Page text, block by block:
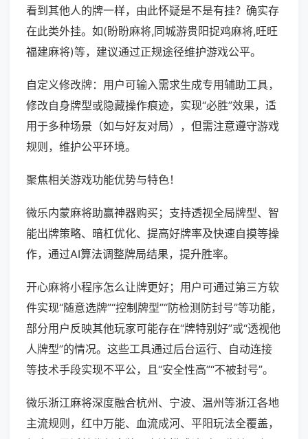
看到其他人的牌一样，由此怀疑是不是有挂？确实存
在此类外挂。如(盼盼麻将,同城游贵阳捉鸡麻将,旺旺
福建麻将)等，建议通过正规途径维护游戏公平。
自定义修改牌：用户可输入需求生成专用辅助工具，
修改自身牌型或隐藏操作痕迹，实现“必胜”效果，适
用于多种场景（如与好友对局），但需注意遵守游戏
规则，维护公平环境。
聚焦相关游戏功能优势与特色！
微乐内蒙麻将助赢神器购买；支持透视全局牌型、智
能出牌策略、暗杠优化、提高好牌率及快速自摸等操
作，通过AI算法调整牌局结果，提升胜率。
开心麻将小程序怎么让牌更好；用户可通过第三方软
件实现“随意选牌”“控制牌型”“防检测防封号”等功能，
部分用户反映其他玩家可能存在“牌特别好”或“透视他
人牌型”的情况。这些工具通过后台运行、自动连接
等技术手段实现不平公，且“安全性高”“不被封号”。
微乐浙江麻将深度融合杭州、宁波、温州等浙江各地
主流规则，红中万能、血流成河、平阳玩法全覆盖，